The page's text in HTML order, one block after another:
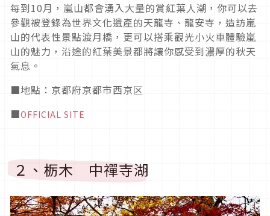
每到10月，嵐山都會湧入大量的賞紅葉人潮，你可以去
參觀被登錄為世界文化遺產的天龍寺、龍安寺，造訪嵐
山的代表性景點渡月橋，更可以搭乘觀光小火車體驗嵐
山的魅力，沿途的紅葉美景都將讓你感受到濃厚的秋天
氣息。
■地點：京都府京都市西京区
■OFFICIAL SITE
２、栃木 中禪寺湖